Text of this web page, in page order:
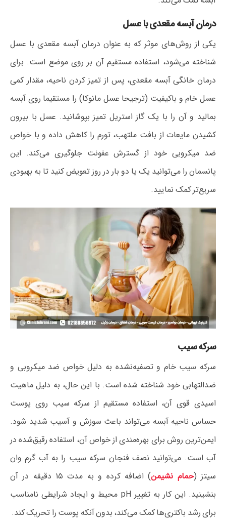
درمان آبسه مقعدی با عسل
یکی از روش‌های موثر که به عنوان درمان آبسه مقعدی با عسل
شناخته می‌شود، استفاده مستقیم آن بر روی موضع است. برای
درمان خانگی آبسه مقعدی، پس از تمیز کردن ناحیه، مقدار کمی
عسل خام و باکیفیت (ترجیحا عسل مانوکا) را مستقیما روی آبسه
بمالید و آن را با یک گاز استریل تمیز بپوشانید. عسل با بیرون
کشیدن مایعات از بافت ملتهب، تورم را کاهش داده و با خواص
ضد میکروبی خود از گسترش عفونت جلوگیری می‌کند. این
پانسمان را می‌توانید یک یا دو بار در روز تعویض کنید تا به بهبودی
سریع‌تر کمک نمایید.
سرکه سیب
سرکه سیب خام و تصفیه‌نشده به دلیل خواص ضد میکروبی و
ضدالتهابی خود شناخته شده است. با این حال، به دلیل ماهیت
اسیدی قوی آن، استفاده مستقیم از سرکه سیب روی پوست
حساس ناحیه آبسه می‌تواند باعث سوزش و آسیب شدید شود.
ایمن‌ترین روش برای بهره‌مندی از خواص آن، استفاده رقیق‌شده در
آب است. می‌توانید نصف فنجان سرکه سیب را به آب گرم وان
سیتز (حمام نشیمن
) اضافه کرده و به مدت ۱۵ دقیقه در آن
بنشینید. این کار به تغییر pH محیط و ایجاد شرایطی نامناسب
برای رشد باکتری‌ها کمک می‌کند، بدون آنکه پوست را تحریک کند.